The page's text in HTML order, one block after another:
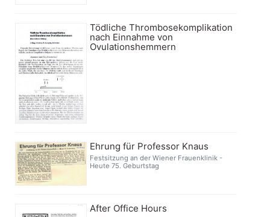
Tödliche Thrombosekomplikation
nach Einnahme von
Ovulationshemmern
Ehrung für Professor Knaus
Festsitzung an der Wiener Frauenklinik -
Heute 75. Geburtstag
After Office Hours